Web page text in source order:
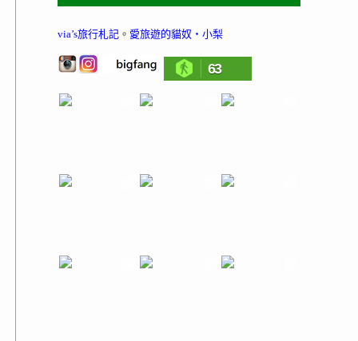
via’s旅行札記 。 愛旅遊的貓奴‧小梨
63